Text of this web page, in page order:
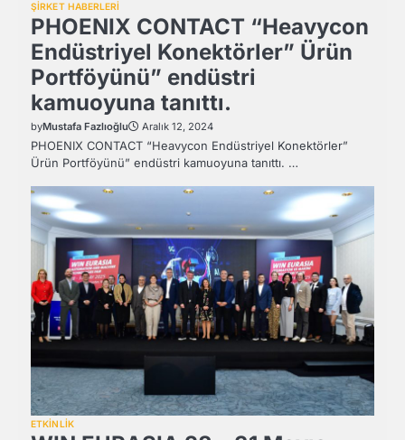
ŞİRKET HABERLERİ
PHOENIX CONTACT “Heavycon
Endüstriyel Konektörler” Ürün
Portföyünü” endüstri
kamuoyuna tanıttı.
byMustafa Fazlıoğlu Aralık 12, 2024
PHOENIX CONTACT “Heavycon Endüstriyel Konektörler”
Ürün Portföyünü” endüstri kamuoyuna tanıttı. …
ETKİNLİK